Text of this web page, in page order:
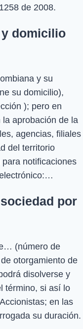
de 2008.
domicilio
y su
su domicilio),
); pero en
aprobación de la
agencias, filiales
del territorio
notificaciones
por
(número de
otorgamiento de
disolverse y
término, si así lo
en las
su duración.